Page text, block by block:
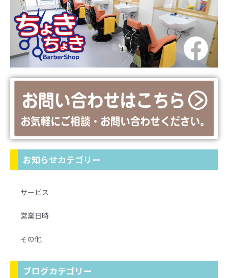
お知らせカテゴリー
サービス
営業日時
その他
ブログカテゴリー